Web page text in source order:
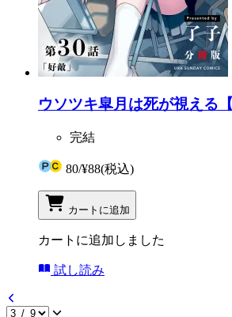
ウソツキ皐月は死が視える
完結
80/¥88(税込)
カートに追加
カートに追加しました
試し読み